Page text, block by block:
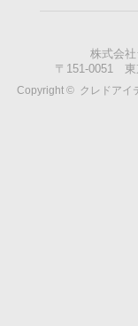
株式会
〒151-0051 東
Copyright © クレドアイ